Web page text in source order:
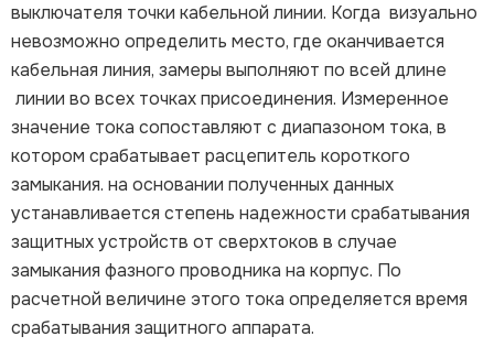
выключателя точки кабельной линии. Когда визуально
невозможно определить место, где оканчивается
кабельная линия, замеры выполняют по всей длине
линии во всех точках присоединения. Измеренное
значение тока сопоставляют с диапазоном тока, в
котором срабатывает расцепитель короткого
замыкания. на основании полученных данных
устанавливается степень надежности срабатывания
защитных устройств от сверхтоков в случае
замыкания фазного проводника на корпус. По
расчетной величине этого тока определяется время
срабатывания защитного аппарата.